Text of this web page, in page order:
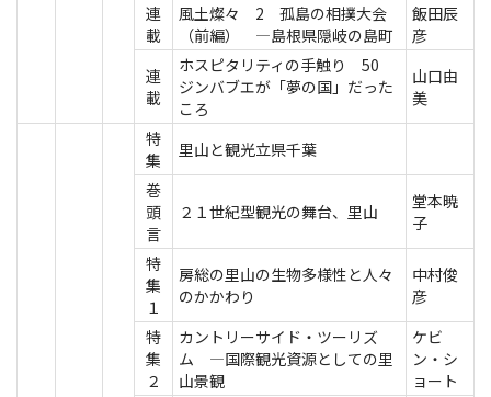
連
載
風土燦々 2 孤島の相撲大会
（前編） ―島根県隠岐の島町
飯田辰
彦
連
載
ホスピタリティの手触り 50
ジンバブエが「夢の国」だった
ころ
山口由
美
特
集
里山と観光立県千葉
巻
頭
言
２１世紀型観光の舞台、里山
堂本暁
子
特
集
１
房総の里山の生物多様性と人々
のかかわり
中村俊
彦
特
集
２
カントリーサイド・ツーリズ
ム ―国際観光資源としての里
山景観
ケビ
ン・シ
ョート